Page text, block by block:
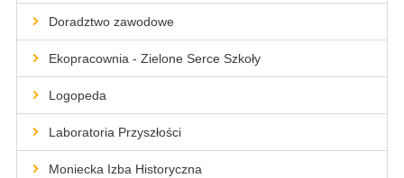
Doradztwo zawodowe
Ekopracownia - Zielone Serce Szkoły
Logopeda
Laboratoria Przyszłości
Moniecka Izba Historyczna